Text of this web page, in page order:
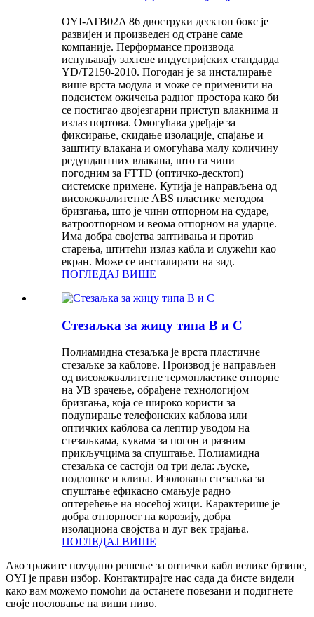
OYI-ATB02A 86 двоструки десктоп бокс је
развијен и произведен од стране саме
компаније. Перформансе производа
испуњавају захтеве индустријских стандарда
YD/T2150-2010. Погодан је за инсталирање
више врста модула и може се применити на
подсистем ожичења радног простора како би
се постигао двојезгарни приступ влакнима и
излаз портова. Омогућава уређаје за
фиксирање, скидање изолације, спајање и
заштиту влакана и омогућава малу количину
редундантних влакана, што га чини
погодним за FTTD (оптичко-десктоп)
системске примене. Кутија је направљена од
висококвалитетне ABS пластике методом
бризгања, што је чини отпорном на сударе,
ватроотпорном и веома отпорном на ударце.
Има добра својства заптивања и против
старења, штитећи излаз кабла и служећи као
екран. Може се инсталирати на зид.
ПОГЛЕДАЈ ВИШЕ
Стезаљка за жицу типа B и C
Полиамидна стезаљка је врста пластичне
стезаљке за каблове. Производ је направљен
од висококвалитетне термопластике отпорне
на УВ зрачење, обрађене технологијом
бризгања, која се широко користи за
подупирање телефонских каблова или
оптичких каблова са лептир уводом на
стезаљкама, кукама за погон и разним
прикључцима за спуштање. Полиамидна
стезаљка се састоји од три дела: љуске,
подлошке и клина. Изолована стезаљка за
спуштање ефикасно смањује радно
оптерећење на носећој жици. Карактерише је
добра отпорност на корозију, добра
изолациона својства и дуг век трајања.
ПОГЛЕДАЈ ВИШЕ
Ако тражите поуздано решење за оптички кабл велике брзине,
OYI је прави избор. Контактирајте нас сада да бисте видели
како вам можемо помоћи да останете повезани и подигнете
своје пословање на виши ниво.